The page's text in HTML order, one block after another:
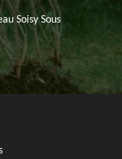
Soisy Sous